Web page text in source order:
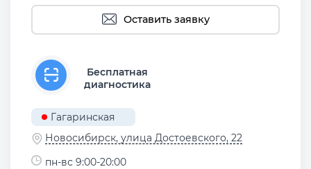
Оставить заявку
Бесплатная
диагностика
Гагаринская
Новосибирск, улица Достоевского, 22
пн-вс 9:00-20:00